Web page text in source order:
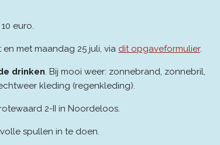
euro.
met maandag 25 juli, via dit opgaveformulier.
drinken. Bij mooi weer: zonnebrand, zonnebril,
kleding (regenkleding).
2-II in Noordeloos.
spullen in te doen.